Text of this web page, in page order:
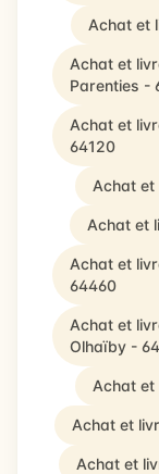
Achat et
Achat et
Parenties -
Achat et
64120
Achat et
Achat et
Achat et
64460
Achat et
Olhaïby -
Achat et
Achat et
Achat et